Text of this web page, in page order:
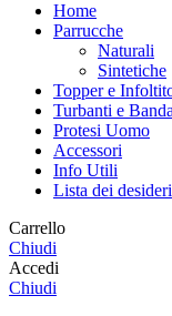
Home
Parrucche
Naturali
Sintetiche
Topper e
Turbanti e
Protesi Uomo
Accessori
Info Utili
Lista dei desideri
Carrello
Chiudi
Accedi
Chiudi